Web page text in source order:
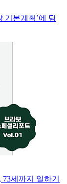
기본계획’에 담
세까지 일하기